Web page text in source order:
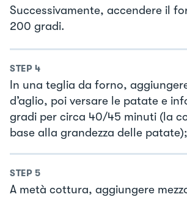
Successivamente, accendere il
200 gradi.
STEP 4
In una teglia da forno,
d’aglio, poi versare le patate e
gradi per circa 40/45 minuti (la
base alla grandezza delle patate);
STEP 5
A metà cottura, aggiungere